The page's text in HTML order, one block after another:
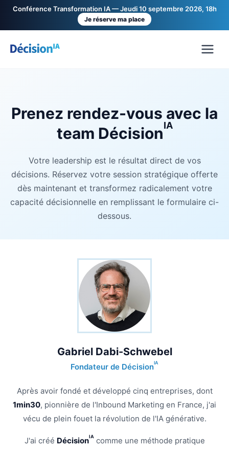
Conférence Transformation IA — Jeudi 10 septembre 2026, 18h
Je réserve ma place
Prenez rendez-vous avec la
team DécisionIA
Votre leadership est le résultat direct de vos
décisions. Réservez votre session stratégique offerte
dès maintenant et transformez radicalement votre
capacité décisionnelle en remplissant le formulaire ci-
dessous.
Gabriel Dabi-Schwebel
Fondateur de DécisionIA
Après avoir fondé et développé cinq entreprises, dont
1min30, pionnière de l'Inbound Marketing en France, j'ai
vécu de plein fouet la révolution de l'IA générative.
J'ai créé DécisionIAcomme une méthode pratique